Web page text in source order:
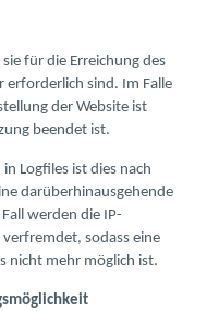
für die Erreichung des
erforderlich sind. Im Falle
der Website ist
beendet ist.
Logfiles ist dies nach
darüberhinausgehende
werden die IP-
sodass eine
nicht mehr möglich ist.